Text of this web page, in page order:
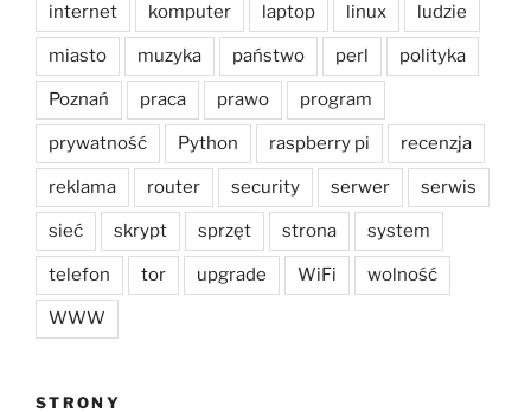
internet komputer laptop linux ludzie
miasto muzyka państwo perl polityka
Poznań praca prawo program
prywatność Python raspberry pi recenzja
reklama router security serwer serwis
sieć skrypt sprzęt strona system
telefon tor upgrade WiFi wolność
WWW
STRONY